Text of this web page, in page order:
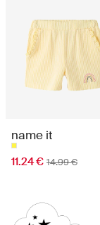
name it
11.24 € 14.99 €